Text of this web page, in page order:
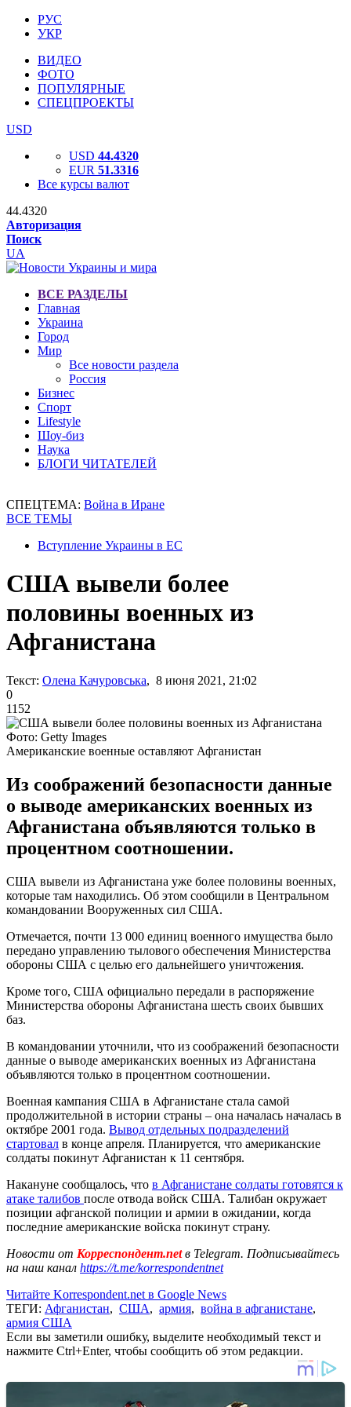
РУС
УКР
ВИДЕО
ФОТО
ПОПУЛЯРНЫЕ
СПЕЦПРОЕКТЫ
USD
USD 44.4320
EUR 51.3316
Все курсы валют
44.4320
Авторизация
Поиск
UA
ВСЕ РАЗДЕЛЫ
Главная
Украина
Город
Мир
Все новости раздела
Россия
Бизнес
Спорт
Lifestyle
Шоу-биз
Наука
БЛОГИ ЧИТАТЕЛЕЙ
СПЕЦТЕМА: Война в Иране
ВСЕ ТЕМЫ
Вступление Украины в ЕС
США вывели более
половины военных из
Афганистана
Текст: Олена Качуровська, 8 июня 2021, 21:02
0
1152
Фото: Getty Images
Американские военные оставляют Афганистан
Из соображений безопасности данные
о выводе американских военных из
Афганистана объявляются только в
процентном соотношении.
США вывели из Афганистана уже более половины военных,
которые там находились. Об этом сообщили в Центральном
командовании Вооруженных сил США.
Отмечается, почти 13 000 единиц военного имущества было
передано управлению тылового обеспечения Министерства
обороны США с целью его дальнейшего уничтожения.
Кроме того, США официально передали в распоряжение
Министерства обороны Афганистана шесть своих бывших
баз.
В командовании уточнили, что из соображений безопасности
данные о выводе американских военных из Афганистана
объявляются только в процентном соотношении.
Военная кампания США в Афганистане стала самой
продолжительной в истории страны – она началась началась в
октябре 2001 года. Вывод отдельных подразделений
стартовал в конце апреля. Планируется, что американские
солдаты покинут Афганистан к 11 сентября.
Накануне сообщалось, что в Афганистане солдаты готовятся к
атаке талибов после отвода войск США. Талибан окружает
позиции афганской полиции и армии в ожидании, когда
последние американские войска покинут страну.
Новости от Корреспондент.netв Telegram. Подписывайтесь
на наш канал https://t.me/korrespondentnet
Читайте Korrespondent.net в Google News
ТЕГИ: Афганистан, США, армия, война в афганистане,
армия США
Если вы заметили ошибку, выделите необходимый текст и
нажмите Ctrl+Enter, чтобы сообщить об этом редакции.